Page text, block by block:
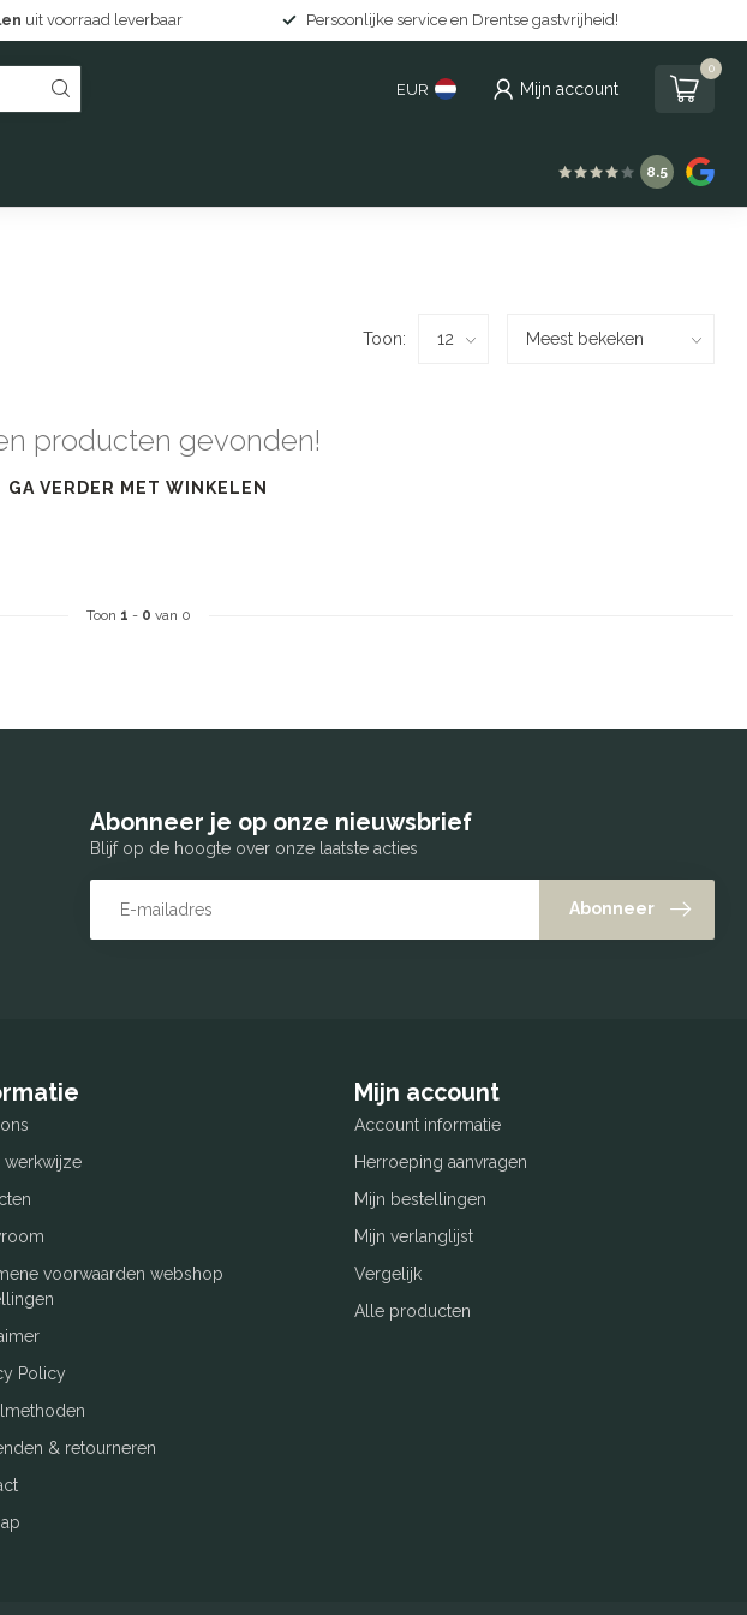
uit voorraad leverbaar Persoonlijke service en Drentse gastvrijheid!
EUR Mijn account
0
8.5
Toon:
producten gevonden!
GA VERDER MET WINKELEN
Toon 1 - 0 van 0
Abonneer je op onze nieuwsbrief
Blijf op de hoogte over onze laatste acties
Abonneer
werkwijze
voorwaarden webshop
Policy
& retourneren
Mijn account
Account informatie
Herroeping aanvragen
Mijn bestellingen
Mijn verlanglijst
Vergelijk
Alle producten